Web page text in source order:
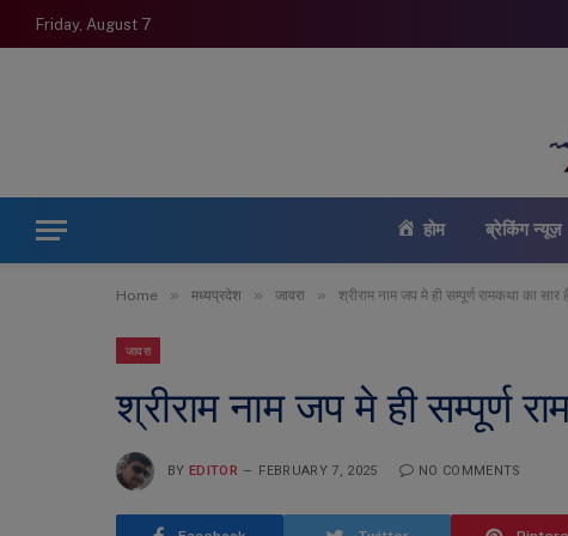
Friday, August 7
होम ब्रेकिंग न्यूज़
Home » मध्यप्रदेश » जावरा » श्रीराम नाम जप मे ही सम्पूर्ण रामकथा का सार
जावरा
श्रीराम नाम जप मे ही सम्पूर्ण
BY EDITOR FEBRUARY 7, 2025 NO COMMENTS